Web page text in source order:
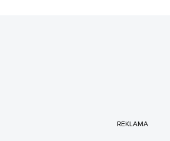
REKLAMA